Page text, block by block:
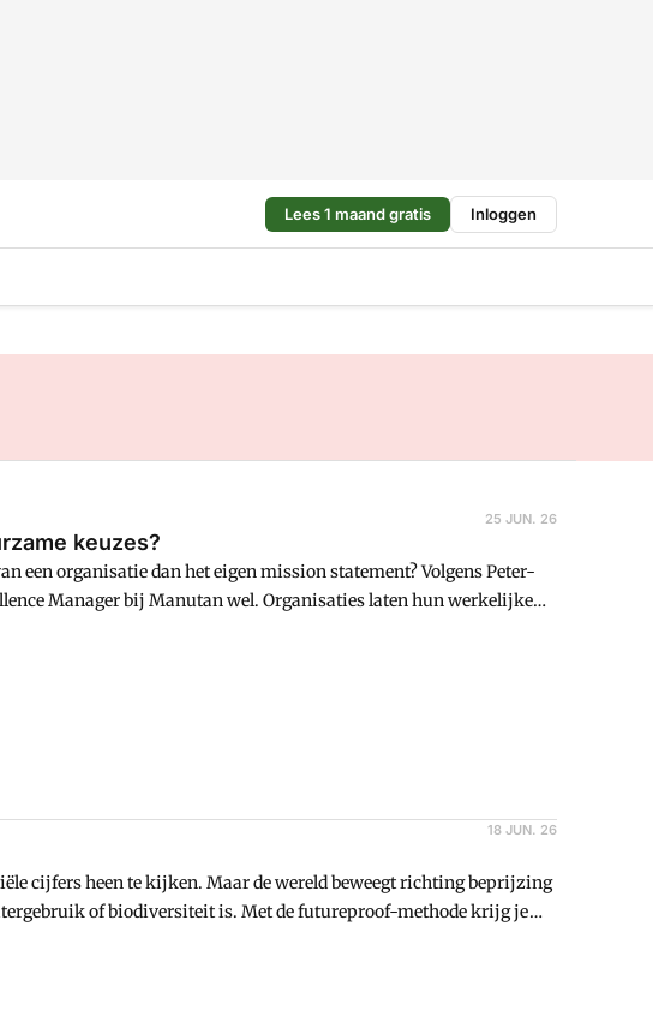
Lees 1 maand gratis Inloggen
25 JUN. 26
keuzes?
een organisatie dan het eigen mission statement? Volgens Peter-
Manager bij Manutan wel. Organisaties laten hun werkelijke
18 JUN. 26
cijfers heen te kijken. Maar de wereld beweegt richting beprijzing
of biodiversiteit is. Met de futureproof-methode krijg je